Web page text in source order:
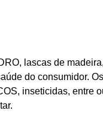
lascas de
do consumidor.
inseticidas, entre